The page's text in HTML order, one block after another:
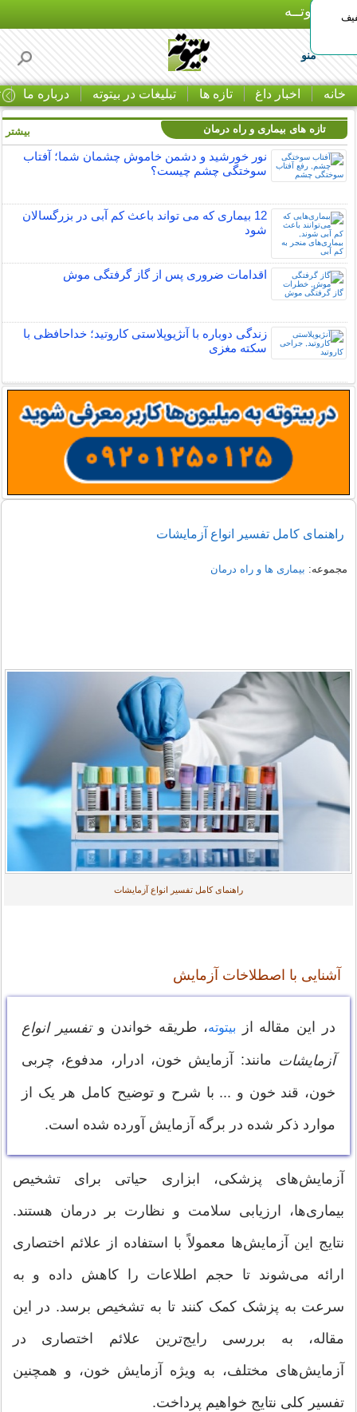
بـیتوتــه
منو
خانه اخبار داغ تازه ها تبلیغات در بیتوته درباره ما
50% تخفیف
تازه های بیماری و راه درمان
نور خورشید و دشمن خاموش چشمان شما؛ آفتاب
سوختگی چشم چیست؟
12 بیماری که می تواند باعث کم آبی در بزرگسالان
شود
اقدامات ضروری پس از گاز گرفتگی موش
زندگی دوباره با آنژیوپلاستی کاروتید؛ خداحافظی با
سکته مغزی
بیشتر
راهنمای کامل تفسیر انواع آزمایشات
مجموعه: بیماری ها و راه درمان
راهنمای کامل تفسیر انواع آزمایشات
آشنایی با اصطلاخات آزمایش
در این مقاله از بیتوته، طریقه خواندن وتفسیر انواع
آزمایشات مانند: آزمایش خون، ادرار، مدفوع، چربی
خون، قند خون و ... با شرح و توضیح کامل هر یک از
موارد ذکر شده در برگه آزمایش آورده شده است.
آزمایش‌های پزشکی، ابزاری حیاتی برای تشخیص
بیماری‌ها، ارزیابی سلامت و نظارت بر درمان هستند.
نتایج این آزمایش‌ها معمولاً با استفاده از علائم اختصاری
ارائه می‌شوند تا حجم اطلاعات را کاهش داده و به
سرعت به پزشک کمک کنند تا به تشخیص برسد. در این
مقاله، به بررسی رایج‌ترین علائم اختصاری در
آزمایش‌های مختلف، به ویژه آزمایش خون، و همچنین
تفسیر کلی نتایج خواهیم پرداخت.